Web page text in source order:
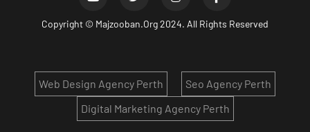
Copyright © Majzooban.Org2024. All Rights Reserved
Seo Agency Perth
Web Design Agency Perth
Digital Marketing Agency Perth